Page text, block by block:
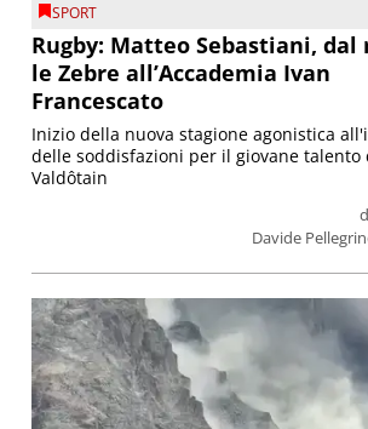
SPORT
Rugby: Matteo Sebastiani,
le Zebre all’Accademia Ivan
Francescato
Davide
Inizio della nuova stagione agonistica
delle soddisfazioni per il giovane talento
Valdôtain